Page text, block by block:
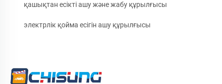
қашықтан есікті ашу және жабу құрылғысы
электрлік қойма есігін ашу құрылғысы